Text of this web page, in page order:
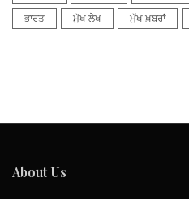
ਭਾਰਤ ਮੁੱਖ ਲੇਖ ਮੁੱਖ ਖ਼ਬਰਾਂ
About Us